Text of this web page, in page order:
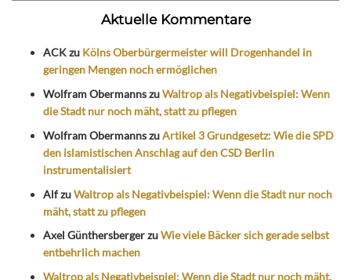
Aktuelle Kommentare
ACKzu Kölns Oberbürgermeister will Drogenhandel in
geringen Mengen noch ermöglichen
Wolfram ObermannszuWaltrop als Negativbeispiel: Wenn
die Stadt nur noch mäht, statt zu pflegen
Wolfram ObermannszuArtikel 3 Grundgesetz: Wie die SPD
den islamistischen Anschlag auf den CSD Berlin
instrumentalisiert
AlfzuWaltrop als Negativbeispiel: Wenn die Stadt nur noch
mäht, statt zu pflegen
Axel GünthersbergerzuWie viele Bäcker sich gerade selbst
entbehrlich machen
Waltrop als Negativbeispiel: Wenn die Stadt nur noch mäht,